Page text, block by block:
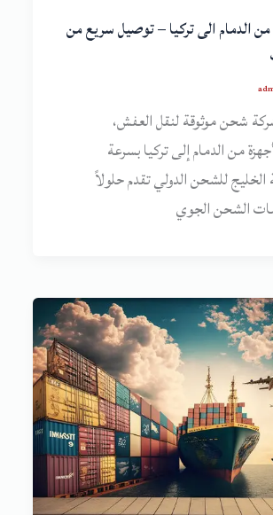
الدمام الى تركيا – توصيل سريع من
شحن موثوقة لنقل العفش،
من الدمام إلى تركيا بسرعة
الخليج للشحن الدولي تقدم حلولاً
الشحن الجوي